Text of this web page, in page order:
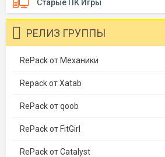
Старые ПК Игры
РЕЛИЗ ГРУППЫ
RePack от Механики
Repack от Xatab
RePack от qoob
RePack от FitGirl
RePack от Catalyst